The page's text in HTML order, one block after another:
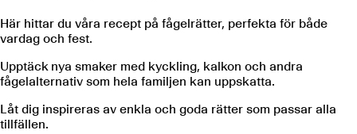
Här hittar du våra recept på fågelrätter, perfekta för både
vardag och fest.
Upptäck nya smaker med kyckling, kalkon och andra
fågelalternativ som hela familjen kan uppskatta.
Låt dig inspireras av enkla och goda rätter som passar alla
tillfällen.